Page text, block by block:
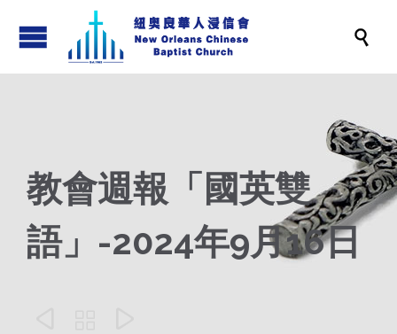

教會週報「國英雙
語」-2024年9月16日